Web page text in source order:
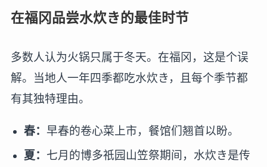
在福冈品尝水炊き的最佳时节
多数人认为火锅只属于冬天。在福冈，这是个误
解。当地人一年四季都吃水炊き，且每个季节都
有其独特理由。
春：早春的卷心菜上市，餐馆们翘首以盼。
夏： 七月的博多祇园山笠祭期间，水炊き是传